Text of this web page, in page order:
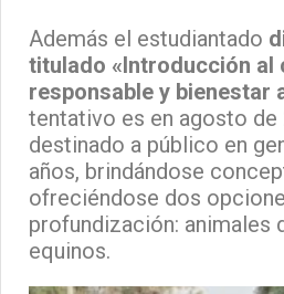
Además el estudiantado
titulado «Introducción al
responsable y bienestar
tentativo es en agosto de
destinado a público en
años, brindándose
ofreciéndose dos
profundización: animales
equinos.